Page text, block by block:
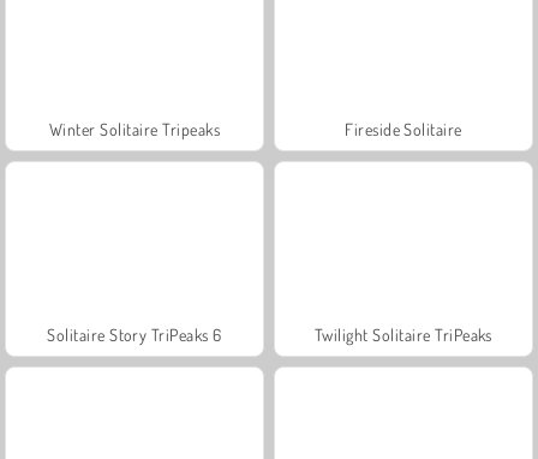
Winter Solitaire Tripeaks Fireside Solitaire
Solitaire Story TriPeaks 6 Twilight Solitaire TriPeaks